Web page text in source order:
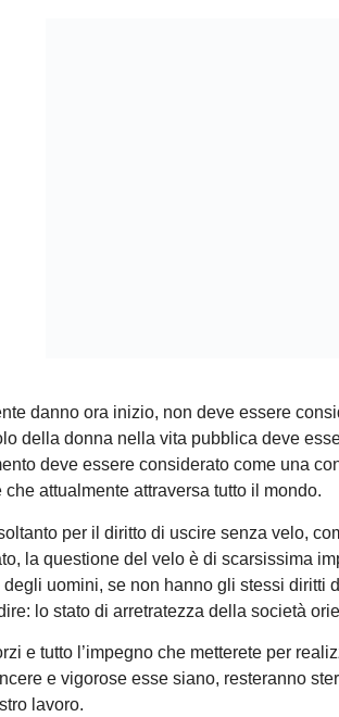
danno ora inizio, non deve essere
della donna nella vita pubblica deve
deve essere considerato come una
attualmente attraversa tutto il mondo.
per il diritto di uscire senza velo,
la questione del velo è di scarsissima
uomini, se non hanno gli stessi diritti
lo stato di arretratezza della società
e tutto l’impegno che metterete per
e vigorose esse siano, resteranno
lavoro.